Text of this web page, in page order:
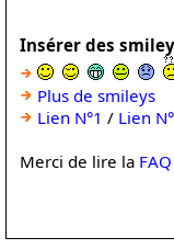
Insérer des
Plus de smileys
Lien N°1 / Lien
Merci de lire la FAQ